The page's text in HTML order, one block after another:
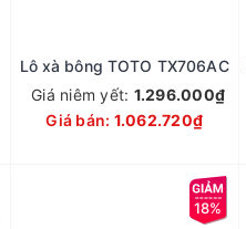
Lô xà bông TOTO TX706AC
Giá niêm yết: 1.296.000₫
Giá bán: 1.062.720₫
18%